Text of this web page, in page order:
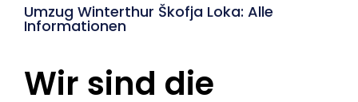
Umzug Winterthur Škofja Loka: Alle
Informationen
Wir sind die